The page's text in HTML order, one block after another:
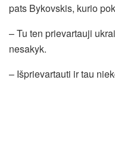
pats Bykovskis, kurio
– Tu ten prievartauji
nesakyk.
– Išprievartauti ir tau